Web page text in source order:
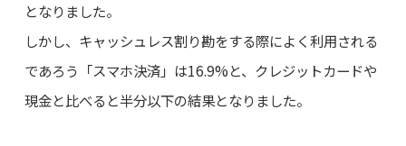
となりました。
しかし、キャッシュレス割り勘をする際によく利用される
であろう「スマホ決済」は16.9%と、クレジットカードや
現金と比べると半分以下の結果となりました。